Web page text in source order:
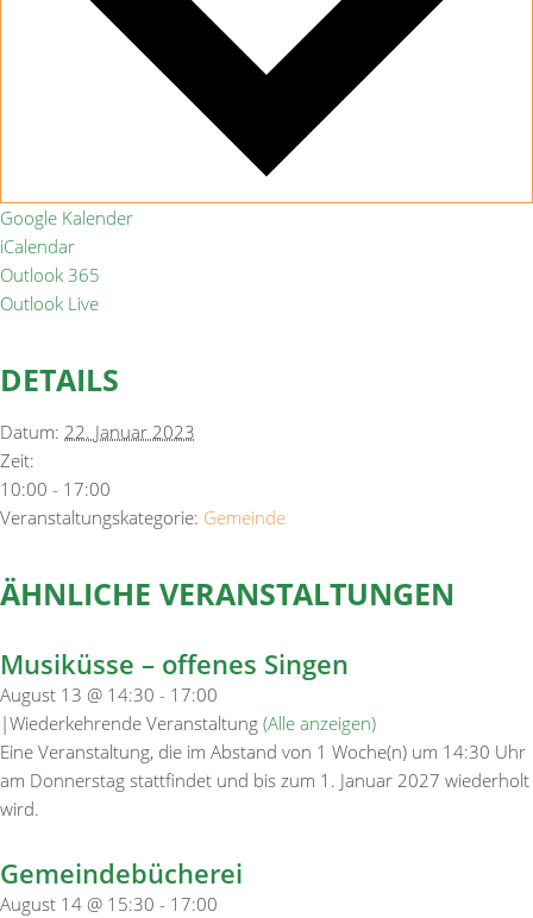
Google Kalender
iCalendar
Outlook 365
Outlook Live
DETAILS
Datum: 22. Januar 2023
Zeit:
10:00 - 17:00
Veranstaltungskategorie: Gemeinde
ÄHNLICHE VERANSTALTUNGEN
Musiküsse – offenes Singen
August 13 @ 14:30 - 17:00
|Wiederkehrende Veranstaltung (Alle anzeigen)
Eine Veranstaltung, die im Abstand von 1 Woche(n) um 14:30 Uhr
am Donnerstag stattfindet und bis zum 1. Januar 2027 wiederholt
wird.
Gemeindebücherei
August 14 @ 15:30 - 17:00